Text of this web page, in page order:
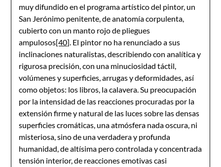
muy difundido en el programa artístico del pintor, un
San Jerónimo penitente, de anatomía corpulenta,
cubierto con un manto rojo de pliegues
ampulosos[40]. El pintor no ha renunciado a sus
inclinaciones naturalistas, describiendo con analítica y
rigurosa precisión, con una minuciosidad táctil,
volúmenes y superficies, arrugas y deformidades, así
como objetos: los libros, la calavera. Su preocupación
por la intensidad de las reacciones procuradas por la
extensión firme y natural de las luces sobre las densas
superficies cromáticas, una atmósfera nada oscura, ni
misteriosa, sino de una verdadera y profunda
humanidad, de altísima pero controlada y concentrada
tensión interior, de reacciones emotivas casi